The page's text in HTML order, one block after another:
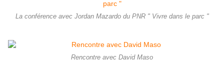
La conférence avec Jordan Mazardo du PNR " Vivre dans le parc "
Rencontre avec David Maso